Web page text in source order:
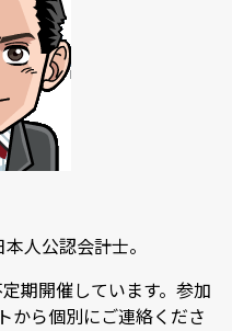
人公認会計士。
期開催しています。参加
ら個別にご連絡くださ